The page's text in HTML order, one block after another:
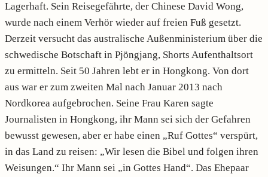
Lagerhaft. Sein Reisegefährte, der Chinese David Wong,
wurde nach einem Verhör wieder auf freien Fuß gesetzt.
Derzeit versucht das australische Außenministerium über die
schwedische Botschaft in Pjöngjang, Shorts Aufenthaltsort
zu ermitteln. Seit 50 Jahren lebt er in Hongkong. Von dort
aus war er zum zweiten Mal nach Januar 2013 nach
Nordkorea aufgebrochen. Seine Frau Karen sagte
Journalisten in Hongkong, ihr Mann sei sich der Gefahren
bewusst gewesen, aber er habe einen „Ruf Gottes“ verspürt,
in das Land zu reisen: „Wir lesen die Bibel und folgen ihren
Weisungen.“ Ihr Mann sei „in Gottes Hand“. Das Ehepaar